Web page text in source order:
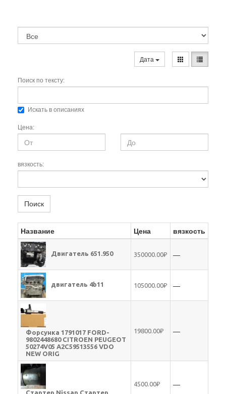
Дата
Поиск по тексту:
Искать в описаниях
Цена:
вязкость:
Поиск
Название Цена вязкость
Двигатель 651.950 350000.00₽ —
двигатель 4b11 105000.00₽ —
Форсунка 1791017 FORD-
9802448680 CITROEN PEUGEOT
50274V05 A2C59513556 VDO
NEW ORIG
19800.00₽ —
Стартер Nissan Стартер
4500.00₽ —